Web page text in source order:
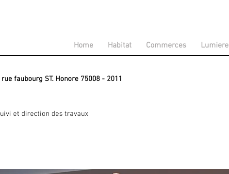
Home Habitat Commerces Lumiere
faubourg ST. Honore 75008 - 2011
et direction des travaux